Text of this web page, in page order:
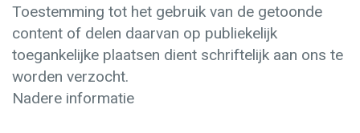
Toestemming tot het gebruik van de getoonde
content of delen daarvan op publiekelijk
toegankelijke plaatsen dient schriftelijk aan ons te
worden verzocht.
Nadere informatie